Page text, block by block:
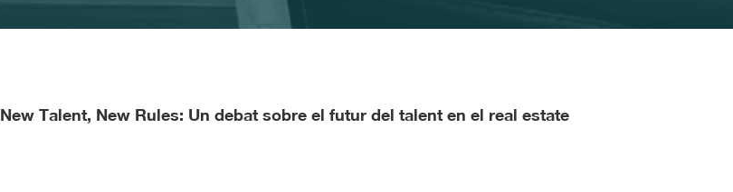
New Talent, New Rules: Un debat sobre el futur del talent en el real estate